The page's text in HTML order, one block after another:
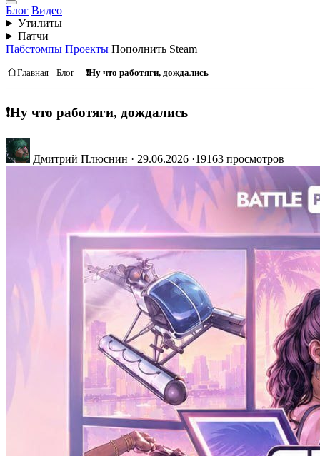
Блог Видео
Утилиты
Патчи
Пабстомпы Проекты Пополнить Steam
Главная Блог ❗️Ну что работяги, дождались
❗️Ну что работяги, дождались
Дмитрий Плюснин · 29.06.2026 ·19163 просмотров